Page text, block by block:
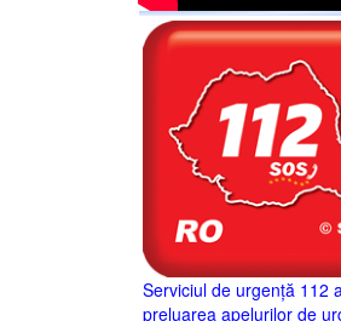
Serviciul de urgență 112
preluarea apelurilor de